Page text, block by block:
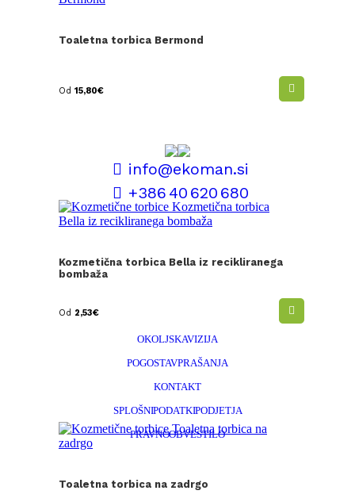
Toaletna torbica Bermond
Od 15,80€
Kozmetična torbica Bella iz recikliranega
bombaža
Od 2,53€
Toaletna torbica na zadrgo
info@ekoman.si
+386 40 620 680
INFORMACIJE O PERSONALIZACIJI
OKOLJSKA VIZIJA
POGOSTA VPRAŠANJA
KONTAKT
SPLOŠNI PODATKI PODJETJA
PRAVNO OBVESTILO